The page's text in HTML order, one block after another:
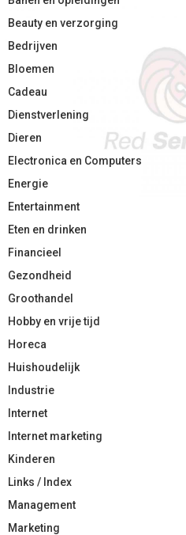
Beauty en verzorging
Bedrijven
Bloemen
Cadeau
Dienstverlening
Dieren
Electronica en Computers
Energie
Entertainment
Eten en drinken
Financieel
Gezondheid
Groothandel
Hobby en vrije tijd
Horeca
Huishoudelijk
Industrie
Internet
Internet marketing
Kinderen
Links / Index
Management
Marketing